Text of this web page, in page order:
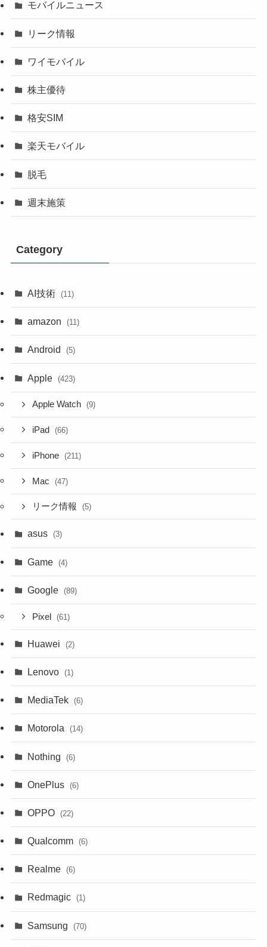
モバイルニュース
リーク情報
ワイモバイル
株主優待
格安SIM
楽天モバイル
脱毛
週末施策
Category
AI技術 (11)
amazon (11)
Android (5)
Apple (423)
Apple Watch (9)
iPad (66)
iPhone (211)
Mac (47)
リーク情報 (5)
asus (3)
Game (4)
Google (89)
Pixel (61)
Huawei (2)
Lenovo (1)
MediaTek (6)
Motorola (14)
Nothing (6)
OnePlus (6)
OPPO (22)
Qualcomm (6)
Realme (6)
Redmagic (1)
Samsung (70)